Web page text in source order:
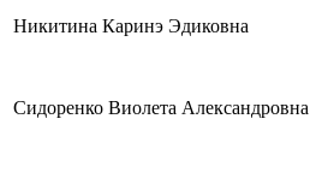
Никитина Каринэ Эдиковна
Сидоренко Виолета Александровна